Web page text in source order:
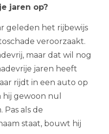
jaren op?
geleden het rijbewijs
veroorzaakt.
maar dat wil nog
jaren heeft
rijdt in een auto op
hij gewoon nul
Pas als de
staat, bouwt hij